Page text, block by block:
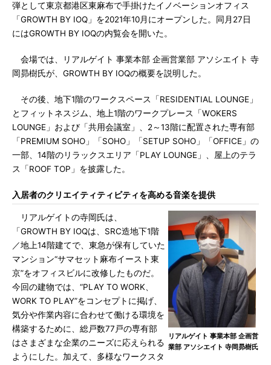
弾として東京都港区東麻布で手掛けたイノベーションオフィス
「GROWTH BY IOQ」を2021年10月にオープンした。同月27日
にはGROWTH BY IOQの内覧会を開いた。
会場では、リアルゲイト 事業本部 企画営業部 アソシエイト 寺
岡昴樹氏が、GROWTH BY IOQの概要を説明した。
その後、地下1階のワークスペース「RESIDENTIAL LOUNGE」
とフィットネスジム、地上1階のワークプレース「WOKERS
LOUNGE」および「共用会議室」、2～13階に配置された専有部
「PREMIUM SOHO」「SOHO」「SETUP SOHO」「OFFICE」の
一部、14階のリラックスエリア「PLAY LOUNGE」、屋上のテラ
ス「ROOF TOP」を披露した。
入居者のクリエイティティビティを高める音楽を提供
リアルゲイト 事業本部 企画営
業部 アソシエイト 寺岡昴樹氏
リアルゲイトの寺岡氏は、
「GROWTH BY IOQは、SRC造地下1階
／地上14階建てで、東急が保有していた
マンション“サマセット麻布イースト東
京”をオフィスビルに改修したものだ。
今回の建物では、“PLAY TO WORK、
WORK TO PLAY”をコンセプトに掲げ、
気分や作業内容に合わせて働ける環境を
構築するために、総戸数77戸の専有部
はさまざまな企業のニーズに応えられる
ようにした。加えて、多様なワークスタ